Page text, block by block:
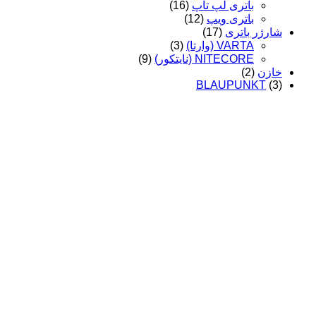
باتری لپ تاپ (16)
باتری ویپ (12)
شارژر باتری (17)
VARTA (وارتا)
(3)
NITECORE (نایتکور)
(9)
خازن (2)
BLAUPUNKT (3)